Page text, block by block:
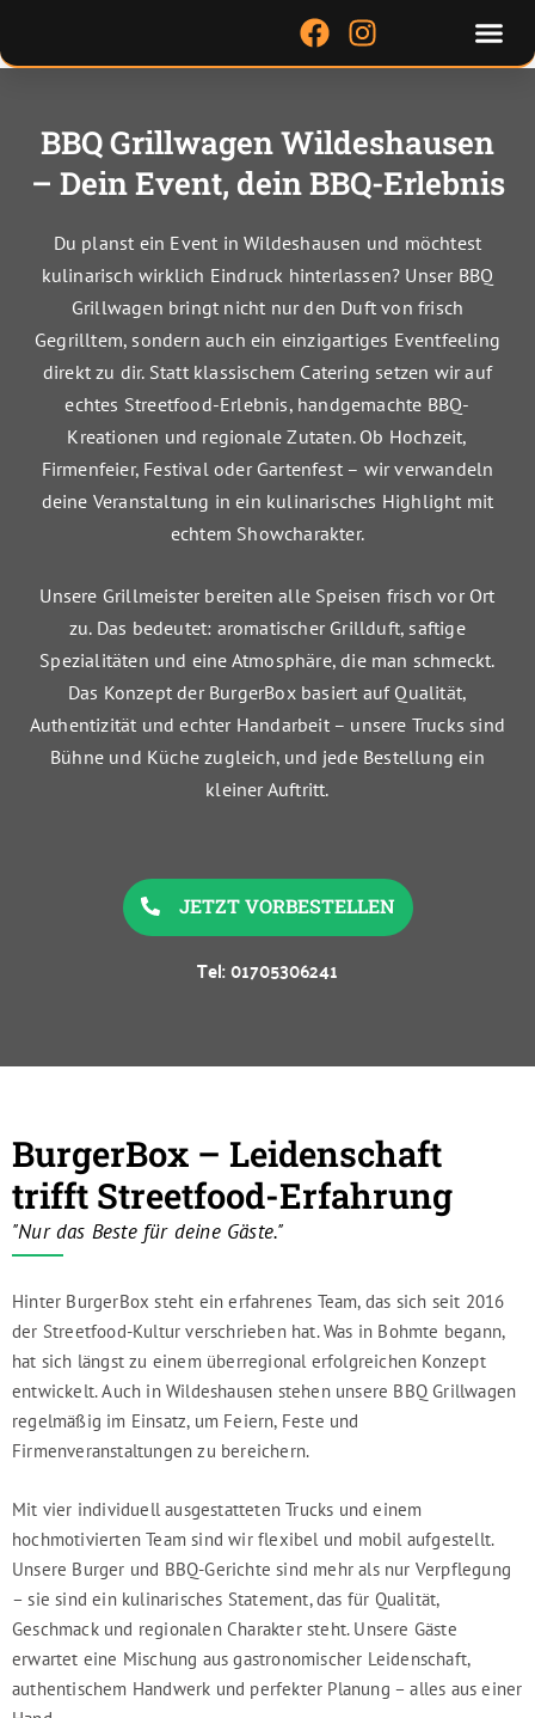
springen
F
a
e
b
o
k
I
n
a
g
r
a
m
BBQ Grillwagen Wildeshausen
– Dein Event, dein BBQ-Erlebnis
Du planst ein Event in Wildeshausen und möchtest
kulinarisch wirklich Eindruck hinterlassen? Unser BBQ
Grillwagen bringt nicht nur den Duft von frisch
Gegrilltem, sondern auch ein einzigartiges Eventfeeling
direkt zu dir. Statt klassischem Catering setzen wir auf
echtes Streetfood-Erlebnis, handgemachte BBQ-
Kreationen und regionale Zutaten. Ob Hochzeit,
Firmenfeier, Festival oder Gartenfest – wir verwandeln
deine Veranstaltung in ein kulinarisches Highlight mit
echtem Showcharakter.
Unsere Grillmeister bereiten alle Speisen frisch vor Ort
zu. Das bedeutet: aromatischer Grillduft, saftige
Spezialitäten und eine Atmosphäre, die man schmeckt.
Das Konzept der BurgerBox basiert auf Qualität,
Authentizität und echter Handarbeit – unsere Trucks sind
Bühne und Küche zugleich, und jede Bestellung ein
kleiner Auftritt.
JETZT VORBESTELLEN
Tel: 01705306241
BurgerBox – Leidenschaft
trifft Streetfood-Erfahrung
"Nur das Beste für deine Gäste."
Hinter BurgerBox steht ein erfahrenes Team, das sich seit 2016
der Streetfood-Kultur verschrieben hat. Was in Bohmte begann,
hat sich längst zu einem überregional erfolgreichen Konzept
entwickelt. Auch in Wildeshausen stehen unsere BBQ Grillwagen
regelmäßig im Einsatz, um Feiern, Feste und
Firmenveranstaltungen zu bereichern.
Mit vier individuell ausgestatteten Trucks und einem
hochmotivierten Team sind wir flexibel und mobil aufgestellt.
Unsere Burger und BBQ-Gerichte sind mehr als nur Verpflegung
– sie sind ein kulinarisches Statement, das für Qualität,
Geschmack und regionalen Charakter steht. Unsere Gäste
erwartet eine Mischung aus gastronomischer Leidenschaft,
authentischem Handwerk und perfekter Planung – alles aus einer